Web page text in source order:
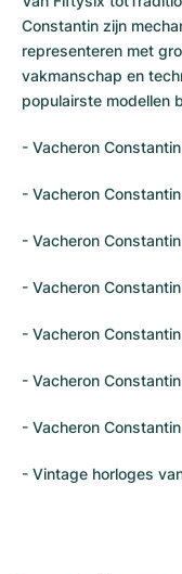
Constantin zijn
representeren met
vakmanschap en
populairste modellen
- Vacheron
- Vacheron
- Vacheron
- Vacheron
- Vacheron
- Vacheron
- Vacheron
- Vintage horloges